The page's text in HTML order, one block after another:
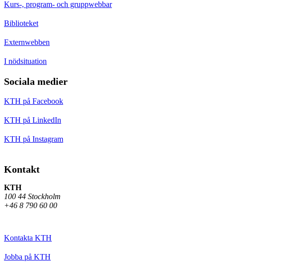
Kurs-, program- och gruppwebbar
Biblioteket
Externwebben
I nödsituation
Sociala medier
KTH på Facebook
KTH på LinkedIn
KTH på Instagram
Kontakt
KTH
100 44 Stockholm
+46 8 790 60 00
Kontakta KTH
Jobba på KTH